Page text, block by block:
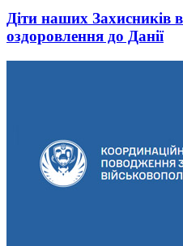
Діти наших Захисників
оздоровлення до Данії